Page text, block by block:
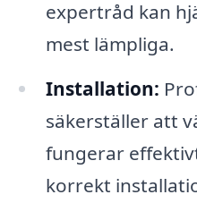
expertråd kan
mest lämpliga.
Installation:
säkerställer att
fungerar
korrekt